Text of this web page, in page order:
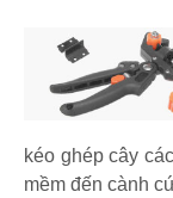
kéo ghép cây
mềm đến cành